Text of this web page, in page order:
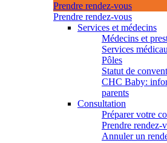
Prendre rendez-vous
Prendre rendez-vous
Services et médecins
Médecins et
Services
Pôles
Statut de
CHC Baby:
parents
Consultation
Préparer votre
Prendre rendez-
Annuler un